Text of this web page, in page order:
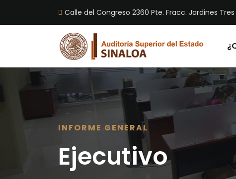
Calle del Congreso 2360 Pte. Fracc. Jardines Tres
INFORME GENERAL
Ejecutivo